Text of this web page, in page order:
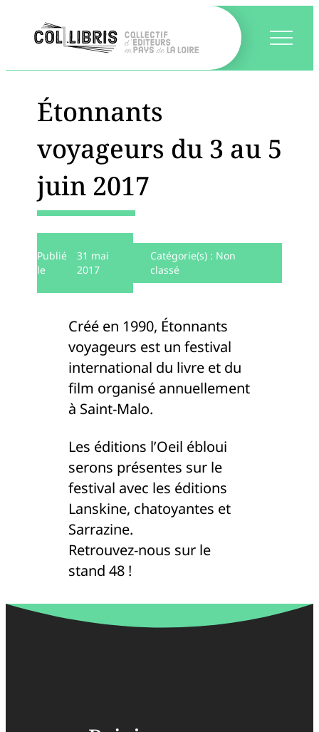
Étonnants
voyageurs du 3 au 5
juin 2017
Publié
le
31 mai
2017
Catégorie(s) : Non
classé
Créé en 1990, Étonnants
voyageurs est un festival
international du livre et du
film organisé annuellement
à Saint-Malo.
Les éditions l’Oeil ébloui
serons présentes sur le
festival avec les éditions
Lanskine, chatoyantes et
Sarrazine.
Retrouvez-nous sur le
stand 48 !